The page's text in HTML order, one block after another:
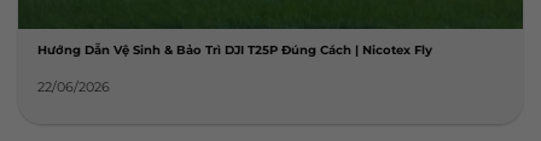
Hướng Dẫn Vệ Sinh & Bảo Trì DJI T25P Đúng Cách | Nicotex Fly
22/06/2026